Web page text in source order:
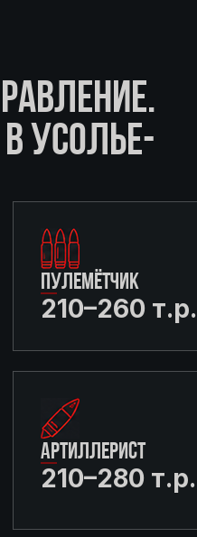
УСОЛЬЕ-
ПУЛЕМЁТЧИК
210–260 т.р.
АРТИЛЛЕРИСТ
210–280 т.р.